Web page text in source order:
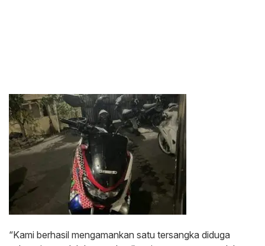
“Kami berhasil mengamankan satu tersangka diduga